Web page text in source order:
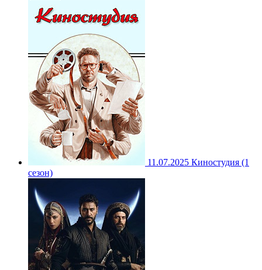
11.07.2025 Киностудия (1
сезон)